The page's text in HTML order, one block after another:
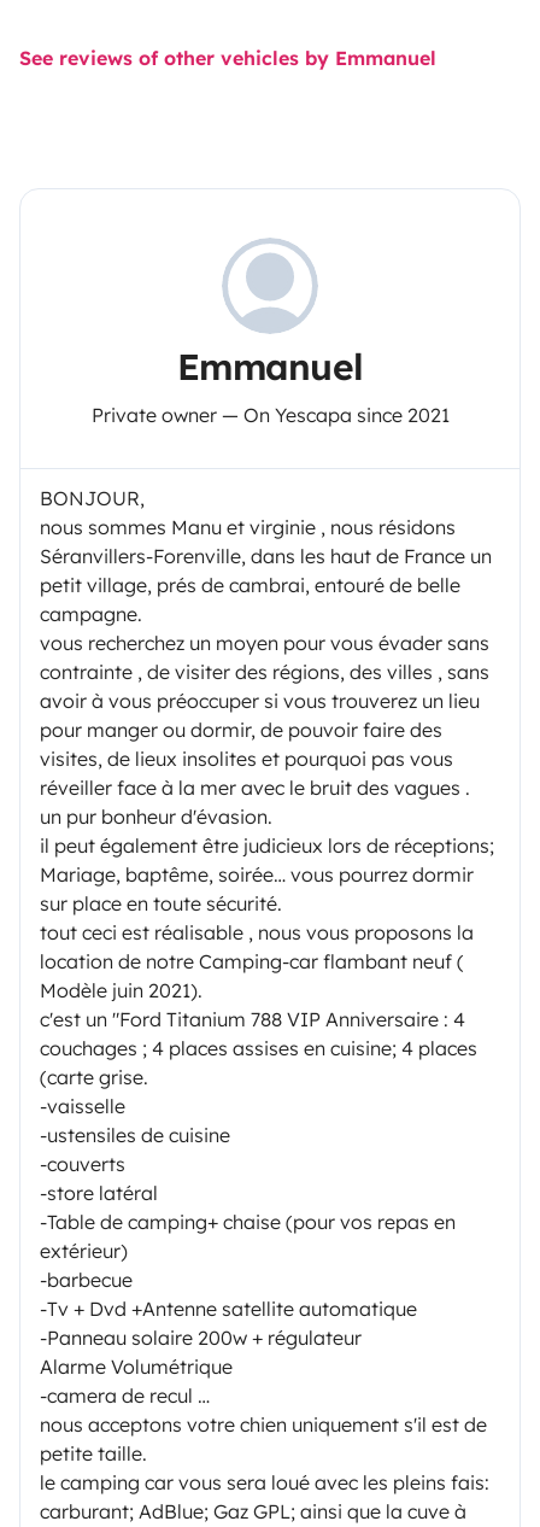
See reviews of other vehicles by Emmanuel
Emmanuel
Private owner — On Yescapa since 2021
BONJOUR,
nous sommes Manu et virginie , nous résidons
Séranvillers-Forenville, dans les haut de France un
petit village, prés de cambrai, entouré de belle
campagne.
vous recherchez un moyen pour vous évader sans
contrainte , de visiter des régions, des villes , sans
avoir à vous préoccuper si vous trouverez un lieu
pour manger ou dormir, de pouvoir faire des
visites, de lieux insolites et pourquoi pas vous
réveiller face à la mer avec le bruit des vagues .
un pur bonheur d'évasion.
il peut également être judicieux lors de réceptions;
Mariage, baptême, soirée… vous pourrez dormir
sur place en toute sécurité.
tout ceci est réalisable , nous vous proposons la
location de notre Camping-car flambant neuf (
Modèle juin 2021).
c'est un "Ford Titanium 788 VIP Anniversaire : 4
couchages ; 4 places assises en cuisine; 4 places
(carte grise.
-vaisselle
-ustensiles de cuisine
-couverts
-store latéral
-Table de camping+ chaise (pour vos repas en
extérieur)
-barbecue
-Tv + Dvd +Antenne satellite automatique
-Panneau solaire 200w + régulateur
Alarme Volumétrique
-camera de recul …
nous acceptons votre chien uniquement s'il est de
petite taille.
le camping car vous sera loué avec les pleins fais:
carburant; AdBlue; Gaz GPL; ainsi que la cuve à